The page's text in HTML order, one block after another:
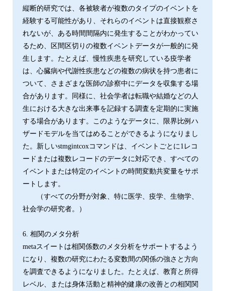
縦断的研究では、各被験者が複数のタイプのイベントを
経験する可能性があり、それらのイベントは直接観察さ
れないが、ある時間間隔内に発生することがわかってい
るため、区間区切りの複数イベントデータが一般的に発
生します。たとえば、慢性疾患を研究している疫学者
は、心臓病や代謝性疾患などの複数の病状を持つ患者に
ついて、さまざまな医師の診察中にデータを収集する場
合があります。同様に、社会学者は転職や結婚などの人
生における大きな出来事を記録する調査を定期的に実施
する場合があります。このようなデータに、限界比例ハ
ザードモデルを当てはめることができるようになりまし
た。新しいstmgintcoxコマンドは、イベントごとに1レコ
ードまたは複数レコードのデータに対応でき、すべての
イベントまたは特定のイベントの時間変動共変量をサポ
ートします。
（すべての分野が対象、特に医学、疫学、生物学、
社会学の研究者。）
6. 相関のメタ分析
metaスイートは相関係数のメタ分析をサポートするよう
になり、複数の研究にわたる変数間の関係の強さと方向
を調査できるようになりました。たとえば、教育と所得
レベル、または身体活動と精神的健康の改善との相関関